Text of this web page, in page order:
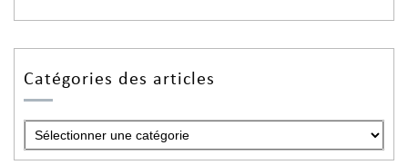
Catégories des articles